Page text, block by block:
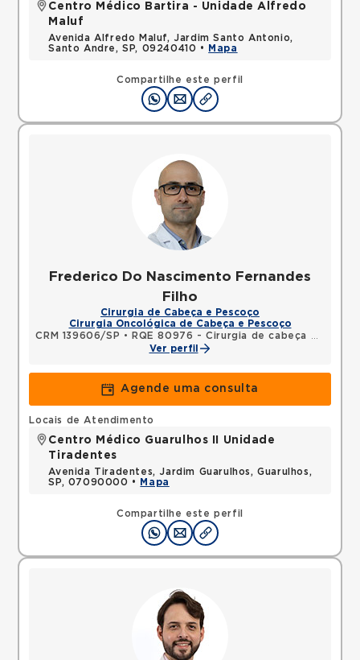
Compartilhe este perfil
Centro Médico Bartira - Unidade Alfredo
Maluf
Avenida Alfredo Maluf, Jardim Santo Antonio,
Santo Andre, SP, 09240410 •
Mapa
Frederico Do Nascimento Fernandes
Filho
Cirurgia de Cabeça e Pescoço
Cirurgia Oncológica de Cabeça e Pescoço
CRM 139606/SP •
RQE 80976 - Cirurgia de cabeça e pescoço
Ver perfil
Agende uma consulta
Compartilhe este perfil
Locais de Atendimento
Centro Médico Guarulhos II Unidade
Tiradentes
Avenida Tiradentes, Jardim Guarulhos, Guarulhos,
SP, 07090000 •
Mapa